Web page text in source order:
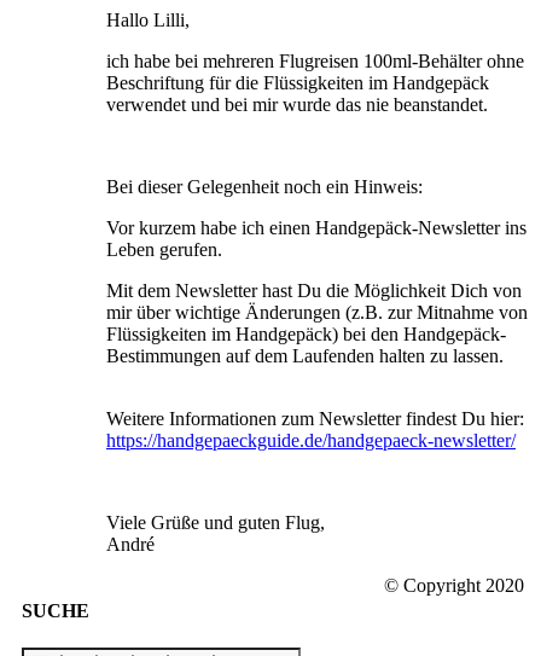
Hallo Lilli,
ich habe bei mehreren Flugreisen 100ml-Behälter ohne
Beschriftung für die Flüssigkeiten im Handgepäck
verwendet und bei mir wurde das nie beanstandet.
Bei dieser Gelegenheit noch ein Hinweis:
Vor kurzem habe ich einen Handgepäck-Newsletter ins
Leben gerufen.
Mit dem Newsletter hast Du die Möglichkeit Dich von
mir über wichtige Änderungen (z.B. zur Mitnahme von
Flüssigkeiten im Handgepäck) bei den Handgepäck-
Bestimmungen auf dem Laufenden halten zu lassen.
Weitere Informationen zum Newsletter findest Du hier:
https://handgepaeckguide.de/handgepaeck-newsletter/
Viele Grüße und guten Flug,
André
SUCHE
© Copyright 2020